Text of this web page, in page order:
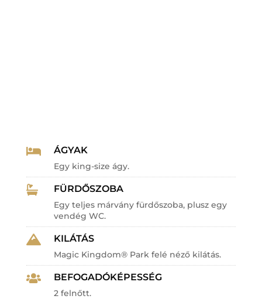
 ÁGYAK
Egy king-size ágy.
 FÜRDŐSZOBA
Egy teljes márvány fürdőszoba, plusz egy
vendég WC.
 KILÁTÁS
Magic Kingdom® Park felé néző kilátás.
 BEFOGADÓKÉPESSÉG
2 felnőtt.